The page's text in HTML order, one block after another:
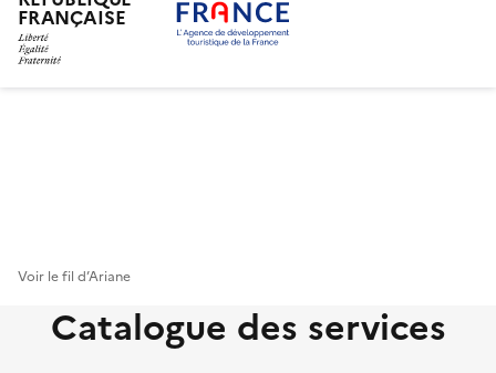
FRANÇAISE
Voir le fil d’Ariane
Catalogue des services